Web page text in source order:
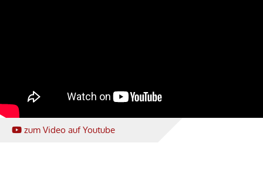
zum Video auf Youtube